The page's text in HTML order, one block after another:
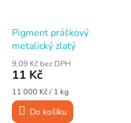
Pigment práškový
metalický zlatý
9,09 Kč bez DPH
11 Kč
Měrná
cena:
11 000 Kč / 1 kg
Do košíku